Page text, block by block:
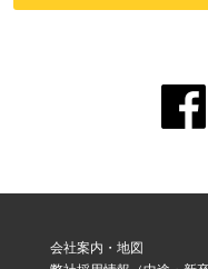
会社案内・地図